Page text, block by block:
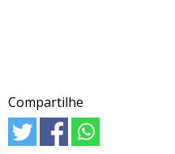
Compartilhe